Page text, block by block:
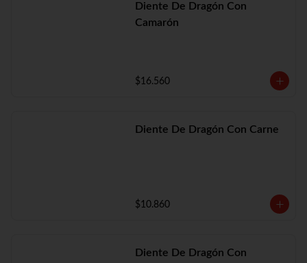
Diente De Dragón Con
Camarón
$16.560
Diente De Dragón Con Carne
$10.860
Diente De Dragón Con